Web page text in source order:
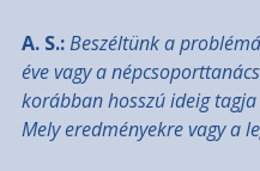
A. S.:Beszéltünk a
éve vagy a
korábban hosszú ideig
Mely eredményekre vagy a